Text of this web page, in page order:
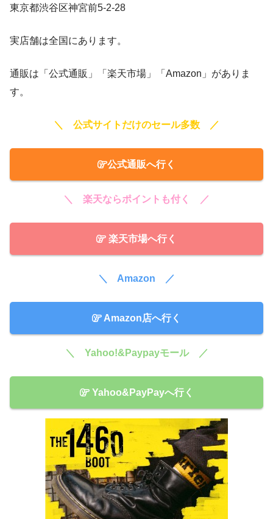
東京都渋谷区神宮前5-2-28
実店舗は全国にあります。
通販は「公式通販」「楽天市場」「Amazon」がありま
す。
＼ 公式サイトだけのセール多数 ／
公式通販へ行く
＼ 楽天ならポイントも付く ／
楽天市場へ行く
＼ Amazon ／
Amazon店へ行く
＼ Yahoo!&Paypayモール ／
Yahoo&PayPayへ行く